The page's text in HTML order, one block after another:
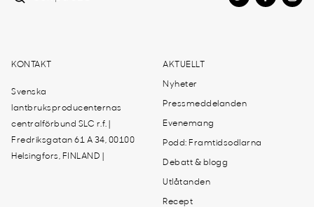
KONTAKT
Svenska
lantbruksproducenternas
centralförbund SLC r.f. |
Fredriksgatan 61 A 34, 00100
Helsingfors, FINLAND |
AKTUELLT
Nyheter
Pressmeddelanden
Evenemang
Podd: Framtidsodlarna
Debatt & blogg
Utlåtanden
Recept